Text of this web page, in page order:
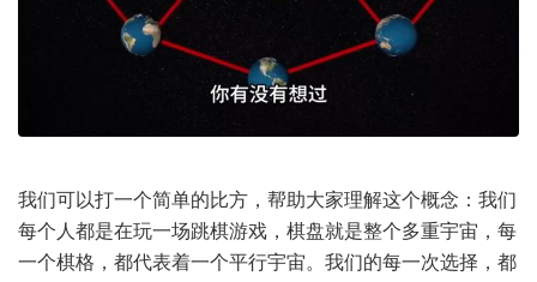
我们可以打一个简单的比方，帮助大家理解这个概念：我们
每个人都是在玩一场跳棋游戏，棋盘就是整个多重宇宙，每
一个棋格，都代表着一个平行宇宙。我们的每一次选择，都